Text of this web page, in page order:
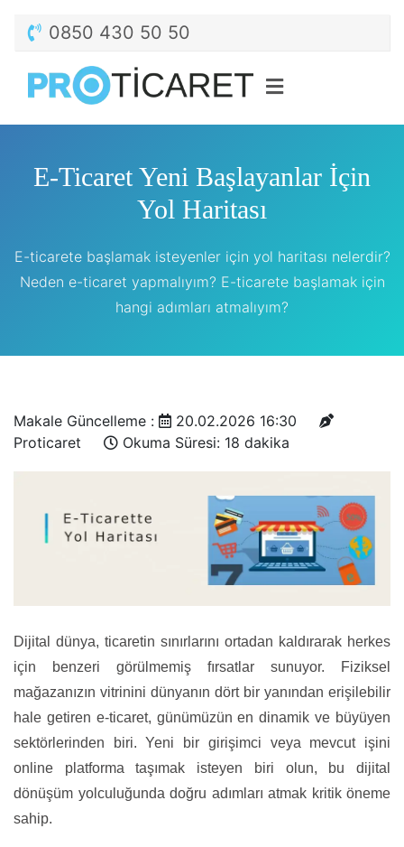
0850 430 50 50
E-Ticaret Yeni Başlayanlar İçin
Yol Haritası
E-ticarete başlamak isteyenler için yol haritası nelerdir?
Neden e-ticaret yapmalıyım? E-ticarete başlamak için
hangi adımları atmalıyım?
Makale Güncelleme :
20.02.2026 16:30
Proticaret
Okuma Süresi: 18 dakika
Dijital dünya, ticaretin sınırlarını ortadan kaldırarak herkes
için benzeri görülmemiş fırsatlar sunuyor. Fiziksel
mağazanızın vitrinini dünyanın dört bir yanından erişilebilir
hale getiren e-ticaret, günümüzün en dinamik ve büyüyen
sektörlerinden biri. Yeni bir girişimci veya mevcut işini
online platforma taşımak isteyen biri olun, bu dijital
dönüşüm yolculuğunda doğru adımları atmak kritik öneme
sahip.